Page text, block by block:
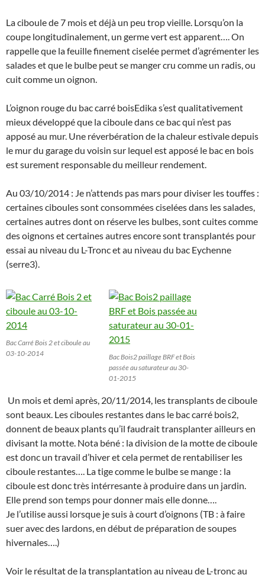
La ciboule de 7 mois et déjà un peu trop vieille. Lorsqu’on la
coupe longitudinalement, un germe vert est apparent…. On
rappelle que la feuille finement ciselée permet d’agrémenter les
salades et que le bulbe peut se manger cru comme un radis, ou
cuit comme un oignon.
L’oignon rouge du bac carré boisEdika s’est qualitativement
mieux développé que la ciboule dans ce bac qui n’est pas
apposé au mur. Une réverbération de la chaleur estivale depuis
le mur du garage du voisin sur lequel est apposé le bac en bois
est surement responsable du meilleur rendement.
Au 03/10/2014 : Je n’attends pas mars pour diviser les touffes :
certaines ciboules sont consommées ciselées dans les salades,
certaines autres dont on réserve les bulbes, sont cuites comme
des oignons et certaines autres encore sont transplantés pour
essai au niveau du L-Tronc et au niveau du bac Eychenne
(serre3).
Bac Carré Bois 2 et ciboule au
03-10-2014
Bac Bois2 paillage BRF et Bois
passée au saturateur au 30-
01-2015
Un mois et demi après, 20/11/2014, les transplants de ciboule
sont beaux. Les ciboules restantes dans le bac carré bois2,
donnent de beaux plants qu’il faudrait transplanter ailleurs en
divisant la motte. Nota béné : la division de la motte de ciboule
est donc un travail d’hiver et cela permet de rentabiliser les
ciboule restantes…. La tige comme le bulbe se mange : la
ciboule est donc très intérresante à produire dans un jardin.
Elle prend son temps pour donner mais elle donne….
Je l’utilise aussi lorsque je suis à court d’oignons (TB : à faire
suer avec des lardons, en début de préparation de soupes
hivernales….)
Voir le résultat de la transplantation au niveau de L-tronc au